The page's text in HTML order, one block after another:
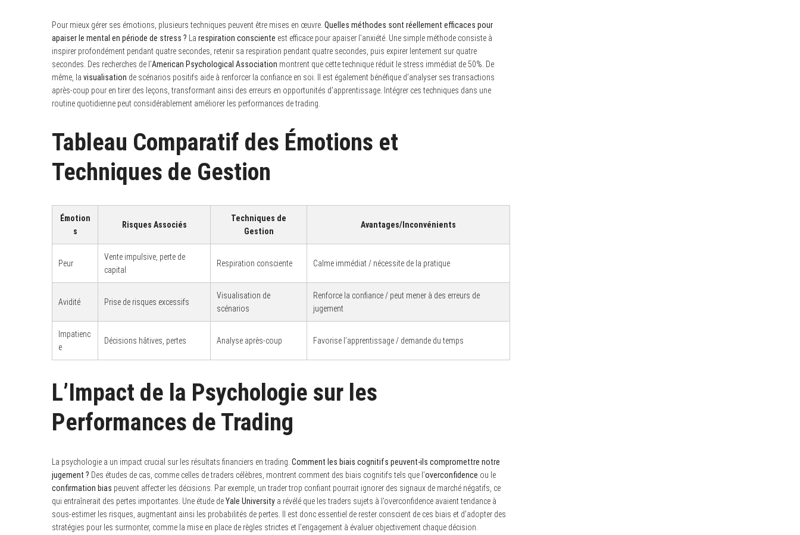
Pour mieux gérer ses émotions, plusieurs techniques peuvent être mises en œuvre. Quelles méthodes sont réellement efficaces pour
apaiser le mental en période de stress ? La respiration consciente est efficace pour apaiser l’anxiété. Une simple méthode consiste à
inspirer profondément pendant quatre secondes, retenir sa respiration pendant quatre secondes, puis expirer lentement sur quatre
secondes. Des recherches de l’American Psychological Association montrent que cette technique réduit le stress immédiat de 50%. De
même, la visualisation de scénarios positifs aide à renforcer la confiance en soi. Il est également bénéfique d’analyser ses transactions
après-coup pour en tirer des leçons, transformant ainsi des erreurs en opportunités d’apprentissage. Intégrer ces techniques dans une
routine quotidienne peut considérablement améliorer les performances de trading.
Tableau Comparatif des Émotions et
Techniques de Gestion
Émotion
s
Risques Associés
Techniques de
Gestion
Avantages/Inconvénients
Peur
Vente impulsive, perte de
capital
Respiration consciente Calme immédiat / nécessite de la pratique
Avidité Prise de risques excessifs
Visualisation de
scénarios
Renforce la confiance / peut mener à des erreurs de
jugement
Impatienc
e
Décisions hâtives, pertes Analyse après-coup Favorise l’apprentissage / demande du temps
L’Impact de la Psychologie sur les
Performances de Trading
La psychologie a un impact crucial sur les résultats financiers en trading. Comment les biais cognitifs peuvent-ils compromettre notre
jugement ? Des études de cas, comme celles de traders célèbres, montrent comment des biais cognitifs tels que l’overconfidence ou le
confirmation bias peuvent affecter les décisions. Par exemple, un trader trop confiant pourrait ignorer des signaux de marché négatifs, ce
qui entraînerait des pertes importantes. Une étude deYale University a révélé que les traders sujets à l’overconfidence avaient tendance à
sous-estimer les risques, augmentant ainsi les probabilités de pertes. Il est donc essentiel de rester conscient de ces biais et d’adopter des
stratégies pour les surmonter, comme la mise en place de règles strictes et l’engagement à évaluer objectivement chaque décision.
S
a
r
c
h
f